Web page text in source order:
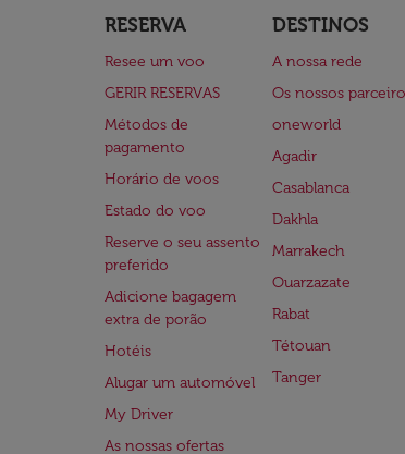
RESERVA
Resee um voo
GERIR RESERVAS
Métodos de
pagamento
Horário de voos
Estado do voo
Reserve o seu assento
preferido
Adicione bagagem
extra de porão
Hotéis
Alugar um automóvel
My Driver
As nossas ofertas
DESTINOS
A nossa rede
Os nossos
oneworld
Agadir
Casablanca
Dakhla
Marrakech
Ouarzazate
Rabat
Tétouan
Tanger